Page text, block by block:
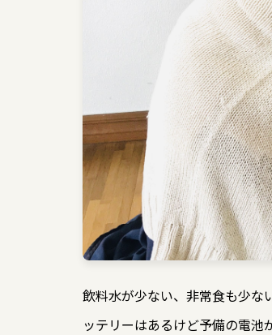
飲料水が少ない、非常食も少な
ッテリーはあるけど予備の電